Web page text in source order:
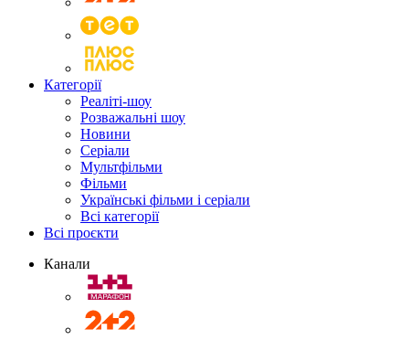
Категорії
Реаліті-шоу
Розважальні шоу
Новини
Серіали
Мультфільми
Фільми
Українські фільми і серіали
Всі категорії
Всі проєкти
Канали